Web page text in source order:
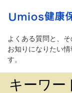
よくある質問と、そ
お知りになりたい
す。
キーワー